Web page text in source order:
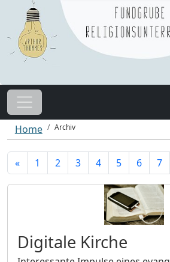
Home Archiv
« 1 2 3 4 5 6 7
Digitale Kirche